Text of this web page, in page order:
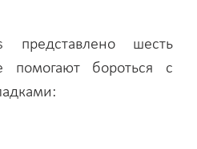
шесть
помогают бороться с